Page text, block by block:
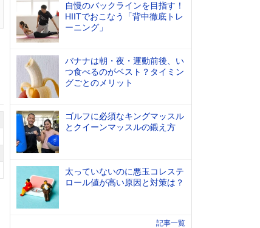
自慢のバックラインを目指す！
HIITでおこなう「背中徹底トレ
ーニング」
バナナは朝・夜・運動前後、い
つ食べるのがベスト？タイミン
グごとのメリット
ゴルフに必須なキングマッスル
とクイーンマッスルの鍛え方
太っていないのに悪玉コレステ
ロール値が高い原因と対策は？
記事一覧